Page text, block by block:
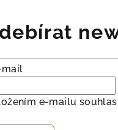
mail
e-mailu